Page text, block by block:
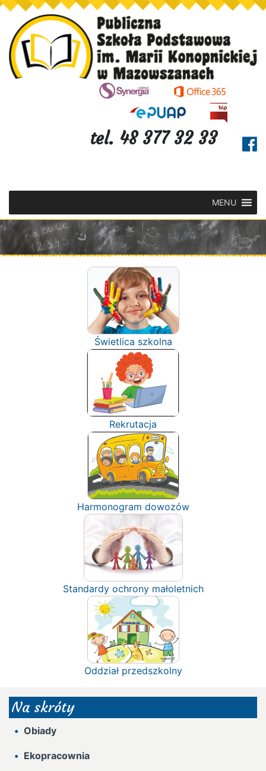
tel. 48 377 32 33
MENU
Świetlica szkolna
Rekrutacja
Harmonogram dowozów
Standardy ochrony małoletnich
Oddział przedszkolny
Na skróty
Obiady
Ekopracownia